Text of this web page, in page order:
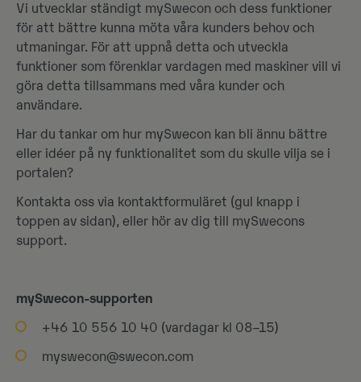
Vi utvecklar ständigt mySwecon och dess funktioner
för att bättre kunna möta våra kunders behov och
utmaningar. För att uppnå detta och utveckla
funktioner som förenklar vardagen med maskiner vill vi
göra detta tillsammans med våra kunder och
användare.
Har du tankar om hur mySwecon kan bli ännu bättre
eller idéer på ny funktionalitet som du skulle vilja se i
portalen?
Kontakta oss via kontaktformuläret (gul knapp i
toppen av sidan), eller hör av dig till mySwecons
support.
mySwecon-supporten
+46 10 556 10 40 (vardagar kl 08–15)​
myswecon@swecon.com